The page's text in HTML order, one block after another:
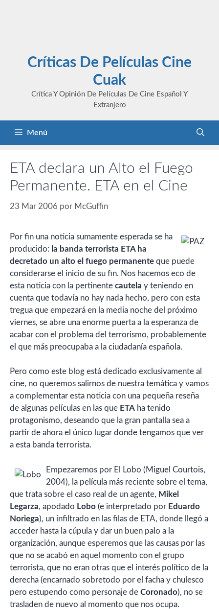
Críticas De Películas Cine
Cuak
Crítica Y Opinión De Películas De Cine Español Y
Extranjero
Menú
ETA declara un Alto el Fuego
Permanente. ETA en el Cine
23 Mar 2006 por McGuffin
Por fin una noticia sumamente esperada se ha
producido: la banda terrorista ETA ha
decretado un alto el fuego permanente que puede
considerarse el inicio de su fin. Nos hacemos eco de
esta noticia con la pertinente cautela y teniendo en
cuenta que todavía no hay nada hecho, pero con esta
tregua que empezará en la media noche del próximo
viernes, se abre una enorme puerta a la esperanza de
acabar con el problema del terrorismo, probablemente
el que más preocupaba a la ciudadanía española.
Pero como este blog está dedicado exclusivamente al
cine, no queremos salirnos de nuestra temática y vamos
a complementar esta noticia con una pequeña reseña
de algunas películas en las que ETA ha tenido
protagonismo, deseando que la gran pantalla sea a
partir de ahora el único lugar donde tengamos que ver
a esta banda terrorista.
Empezaremos por El Lobo (Miguel Courtois,
2004), la película más reciente sobre el tema,
que trata sobre el caso real de un agente, Mikel
Legarza, apodado Lobo (e interpretado por Eduardo
Noriega), un infiltrado en las filas de ETA, donde llegó a
acceder hasta la cúpula y dar un buen palo a la
organización, aunque esperemos que las causas por las
que no se acabó en aquel momento con el grupo
terrorista, que no eran otras que el interés político de la
derecha (encarnado sobretodo por el facha y chulesco
pero estupendo como personaje de Coronado), no se
trasladen de nuevo al momento que nos ocupa.